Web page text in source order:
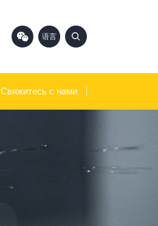
语言
中文 English
Свяжитесь с нами